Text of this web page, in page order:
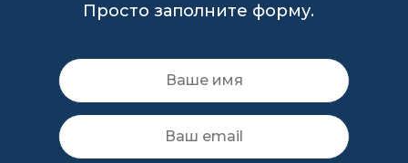
Просто заполните форму.